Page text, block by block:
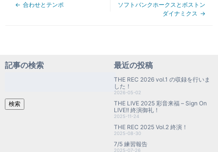
合わせとテンポ
ソフトバンクホークスとボストン
ダイナミクス
記事の検索
検索
最近の投稿
THE REC 2026 vol.1 の収録を行いま
した！
2026-05-02
THE LIVE 2025 彩音来福 – Sign On
LIVE!! 終演御礼！
2025-11-24
THE REC 2025 Vol.2 終演！
2025-08-30
7/5 練習報告
2025-07-26